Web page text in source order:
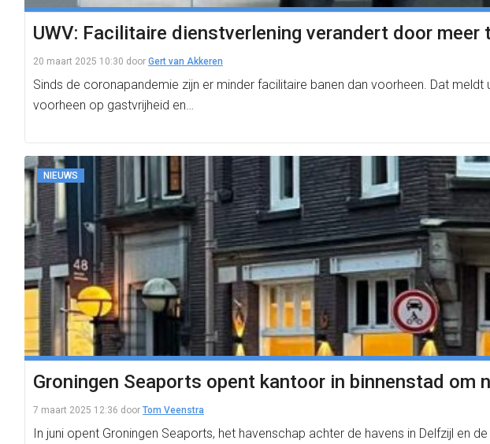
UWV: Facilitaire dienstverlening verandert door meer
20 maart 2025 10:30 door Gert van Akkeren
Sinds de coronapandemie zijn er minder facilitaire banen dan voorheen. Dat
voorheen op gastvrijheid en…
NIEUWS
Groningen Seaports opent kantoor in binnenstad om
7 maart 2025 12:36 door Tom Veenstra
In juni opent Groningen Seaports, het havenschap achter de havens in Delfzijl en